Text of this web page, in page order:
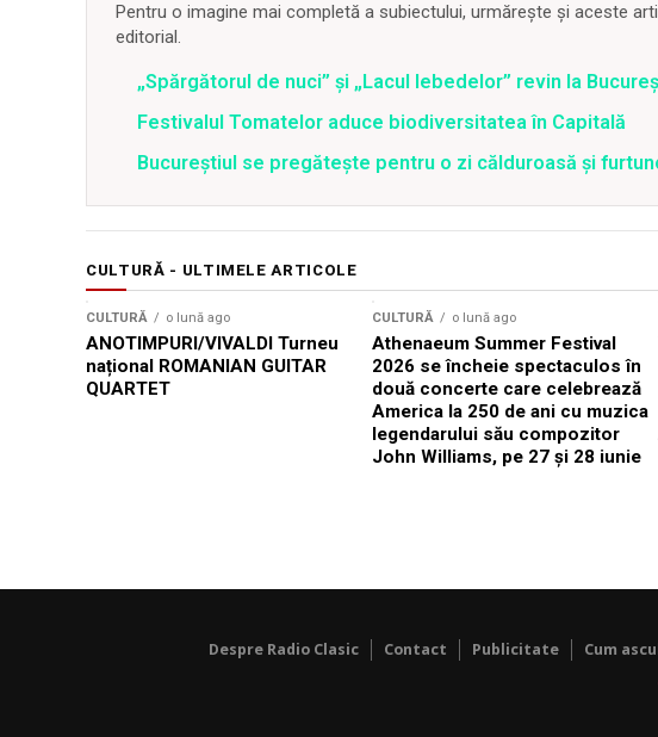
Pentru o imagine mai completă a subiectului, urmărește și aceste
editorial.
„Spărgătorul de nuci” și „Lacul lebedelor” revin la
Festivalul Tomatelor aduce biodiversitatea în Capitală
Bucureștiul se pregătește pentru o zi călduroasă și
CULTURĂ - ULTIMELE ARTICOLE
CULTURĂ o lună ago
ANOTIMPURI/VIVALDI Turneu
național ROMANIAN GUITAR
QUARTET
CULTURĂ o lună ago
Athenaeum Summer Festival
2026 se încheie spectaculos în
două concerte care celebrează
America la 250 de ani cu muzica
legendarului său compozitor
John Williams, pe 27 și 28 iunie
Despre Radio Clasic Contact Publicitate Cum